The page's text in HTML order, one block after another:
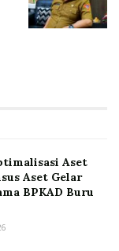
Aset
Aset Gelar
BPKAD Buru